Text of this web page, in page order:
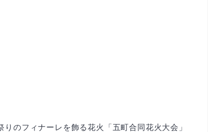
のフィナーレを飾る花火「五町合同花火大会」